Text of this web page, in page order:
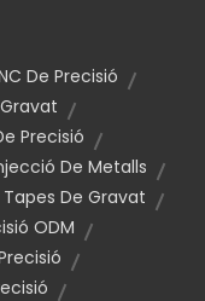
De Precisió
Precisió
De Metalls
Tapes De Gravat
ODM